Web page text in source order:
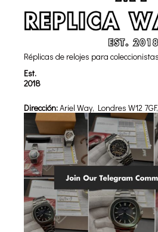
Réplicas de relojes para
Est.
2018
Dirección:Ariel Way, Londres W12